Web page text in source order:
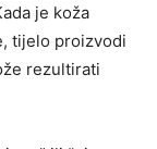
je koža
tijelo proizvodi
rezultirati